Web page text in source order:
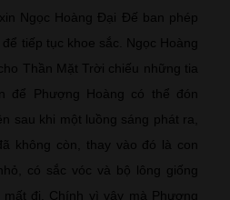
Ngọc Hoàng Đại Đế ban phép
tiếp tục khoe sắc. Ngọc Hoàng
Thần Mặt Trời chiếu những tia
để Phượng Hoàng có thể đón
sau khi một luồng sáng phát ra,
không còn, thay vào đó là con
có sắc vóc và bộ lông giống
đi. Chính vì vậy mà Phượng